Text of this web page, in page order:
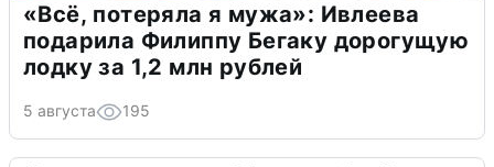
«Всё, потеряла я мужа»: Ивлеева
подарила Филиппу Бегаку дорогущую
лодку за 1,2 млн рублей
5 августа 195